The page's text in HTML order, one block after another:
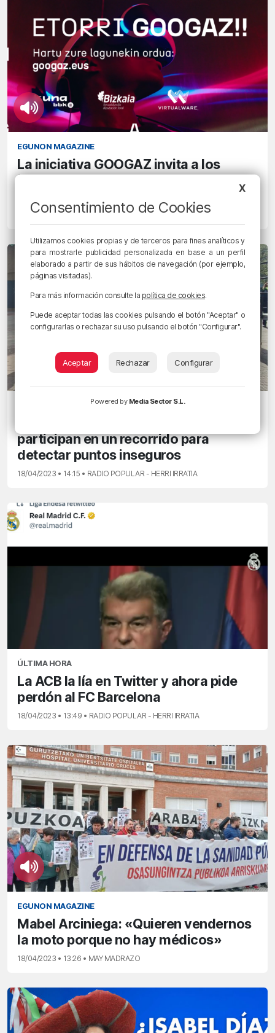
EGUNON MAGAZINE
La iniciativa GOOGAZ invita a los
jóvenes a participar en un proyecto de
18/04/2023 • 14:40 • IGONE DORAO
participan en un recorrido para
detectar puntos inseguros
18/04/2023 • 14:15 • RADIO POPULAR - HERRI IRRATIA
ÚLTIMA HORA
La ACB la lía en Twitter y ahora pide
perdón al FC Barcelona
18/04/2023 • 13:49 • RADIO POPULAR - HERRI IRRATIA
EGUNON MAGAZINE
Mabel Arciniega: «Quieren vendernos
la moto porque no hay médicos»
18/04/2023 • 13:26 • MAY MADRAZO
X
Consentimiento de Cookies
Utilizamos cookies propias y de terceros para fines analíticos y
para mostrarle publicidad personalizada en base a un perfil
elaborado a partir de sus hábitos de navegación (por ejemplo,
páginas visitadas).
Para más información consulte la política de cookies.
Puede aceptar todas las cookies pulsando el botón "Aceptar" o
configurarlas o rechazar su uso pulsando el botón "Configurar".
Aceptar Rechazar Configurar
Powered by Media Sector S.L.